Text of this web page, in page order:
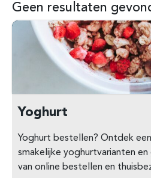
Geen resultaten
Yoghurt
Yoghurt bestellen? Ontdek
smakelijke yoghurtvarianten
van online bestellen en